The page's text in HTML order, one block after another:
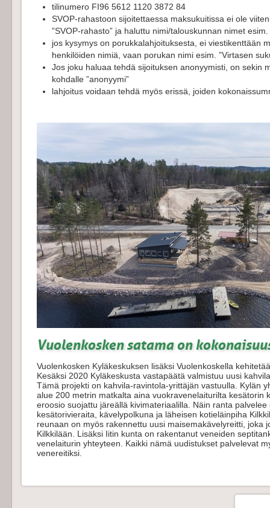
tilinumero FI96 5612 1120 3872 84
SVOP-rahastoon sijoitettaessa maksukuitissa ei ole
”SVOP-rahasto” ja haluttu nimi/talouskunnan nimet
jos kysymys on porukkalahjoituksesta, ei viestikenttään
henkilöiden nimiä, vaan porukan nimi esim. ”Virtasen
Jos joku haluaa tehdä sijoituksen anonyymisti, on sekin
kohdalle ”anonyymi”
lahjoitus voidaan tehdä myös erissä, joiden
Vuolenkosken satama on
Vuolenkosken Kyläkeskuksen lisäksi Vuolenkoskella
Kesäksi 2020 Kyläkeskusta vastapäätä valmistuu uusi
Tämä projekti on kahvila-ravintola-yrittäjän vastuulla. Kylän
alue 200 metrin matkalta aina vuokravenelaiturilta kesätorin
eroosio suojattu järeällä kivimateriaalilla. Näin ranta
kesätorivieraita, kävelypolkuna ja läheisen kotieläinpiha
reunaan on myös rakennettu uusi maisemakävelyreitti, joka
Kilkkilään. Lisäksi Iitin kunta on rakentanut veneiden
venelaiturin yhteyteen. Kaikki nämä uudistukset palvelevat
venereitiksi.